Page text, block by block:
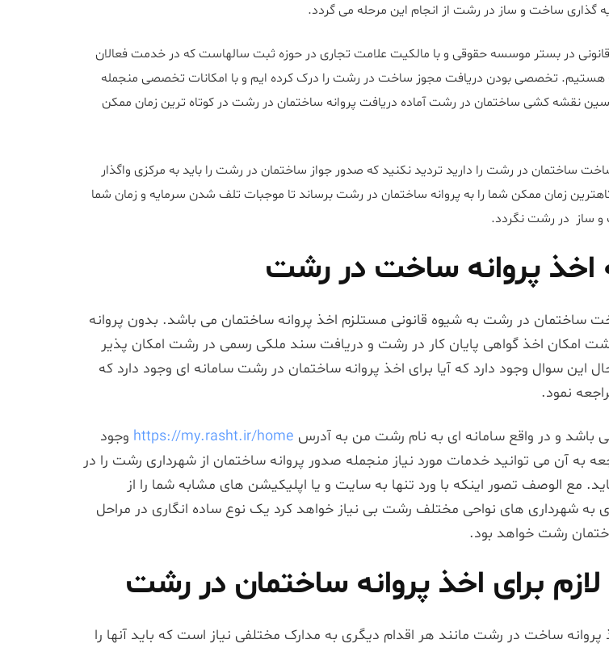
گذاری ساخت و ساز در رشت از انجام این مرحله می گردد.
قانونی در بستر موسسه حقوقی و با مالکیت علامت تجاری در حوزه ثبت سالهاست که در خدمت فعالان
تخصصی بودن دریافت مجوز ساخت در رشت را درک کرده ایم و با امکانات تخصصی منجمله
نقشه کشی ساختمان در رشت آماده دریافت پروانه ساختمان در رشت در کوتاه ترین زمان ممکن
ساختمان در رشت را دارید تردید نکنید که صدور جواز ساختمان در رشت را باید به مرکزی واگذار
زمان ممکن شما را به پروانه ساختمان در رشت برساند تا موجبات تلف شدن سرمایه و زمان شما
ساز در رشت نگردد.
اخذ پروانه ساخت در رشت
ساختمان در رشت به شیوه قانونی مستلزم اخذ پروانه ساختمان می باشد. بدون پروانه
امکان اخذ گواهی پایان کار در رشت و دریافت سند ملکی رسمی در رشت امکان پذیر
این سوال وجود دارد که آیا برای اخذ پروانه ساختمان در رشت سامانه ای وجود دارد که
نمود.
باشد و در واقع سامانه ای به نام رشت من به آدرس https://my.rasht.ir/home وجود
به آن می توانید خدمات مورد نیاز منجمله صدور پروانه ساختمان از شهرداری رشت را در
مع الوصف تصور اینکه با ورد تنها به سایت و یا اپلیکیشن های مشابه شما را از
به شهرداری های نواحی مختلف رشت بی نیاز خواهد کرد یک نوع ساده انگاری در مراحل
رشت خواهد بود.
برای اخذ پروانه ساختمان در رشت
ساخت در رشت مانند هر اقدام دیگری به مدارک مختلفی نیاز است که باید آنها را